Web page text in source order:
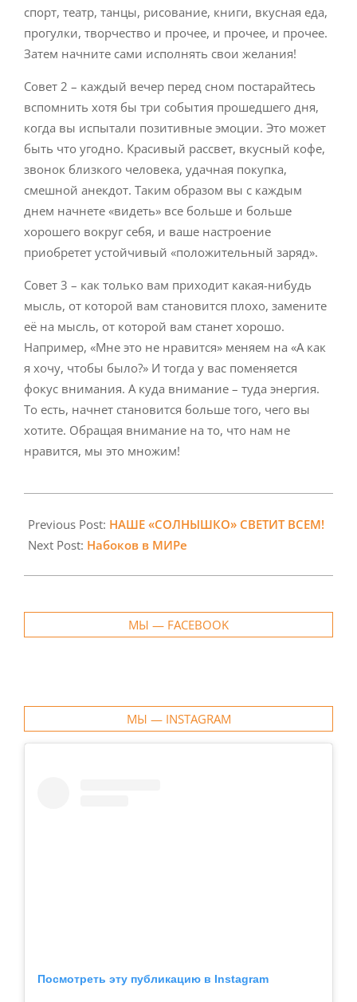
спорт, театр, танцы, рисование, книги, вкусная еда,
прогулки, творчество и прочее, и прочее, и прочее.
Затем начните сами исполнять свои желания!
Совет 2 – каждый вечер перед сном постарайтесь
вспомнить хотя бы три события прошедшего дня,
когда вы испытали позитивные эмоции. Это может
быть что угодно. Красивый рассвет, вкусный кофе,
звонок близкого человека, удачная покупка,
смешной анекдот. Таким образом вы с каждым
днем начнете «видеть» все больше и больше
хорошего вокруг себя, и ваше настроение
приобретет устойчивый «положительный заряд».
Совет 3 – как только вам приходит какая-нибудь
мысль, от которой вам становится плохо, замените
её на мысль, от которой вам станет хорошо.
Например, «Мне это не нравится» меняем на «А как
я хочу, чтобы было?» И тогда у вас поменяется
фокус внимания. А куда внимание – туда энергия.
То есть, начнет становится больше того, чего вы
хотите. Обращая внимание на то, что нам не
нравится, мы это множим!
03-
08
Previous Post: НАШЕ «СОЛНЫШКО» СВЕТИТ ВСЕМ!
Next Post: Набоков в МИРе
МЫ — FACEBOOK
МЫ — INSTAGRAM
Посмотреть эту публикацию в Instagram